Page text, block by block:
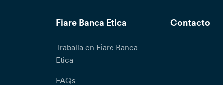
Fiare Banca Etica
Traballa en Fiare Banca
Etica
FAQs
Contacto